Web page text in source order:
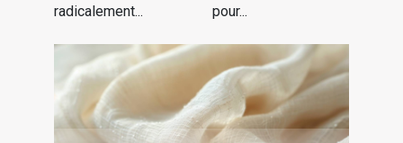
radicalement...
pour...